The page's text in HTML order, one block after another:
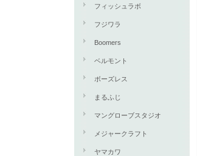
フィッシュラボ
フジワラ
Boomers
ベルモント
ボーズレス
まるふじ
マングローブスタジオ
メジャークラフト
ヤマカワ